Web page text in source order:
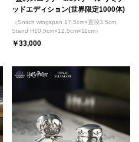
ッドエディション(世界限定1000体)
（Snitch wingspan 17.5cm×直径3.5cm,
Stand H10.5cm×12.5cm×11cm）
￥33,000